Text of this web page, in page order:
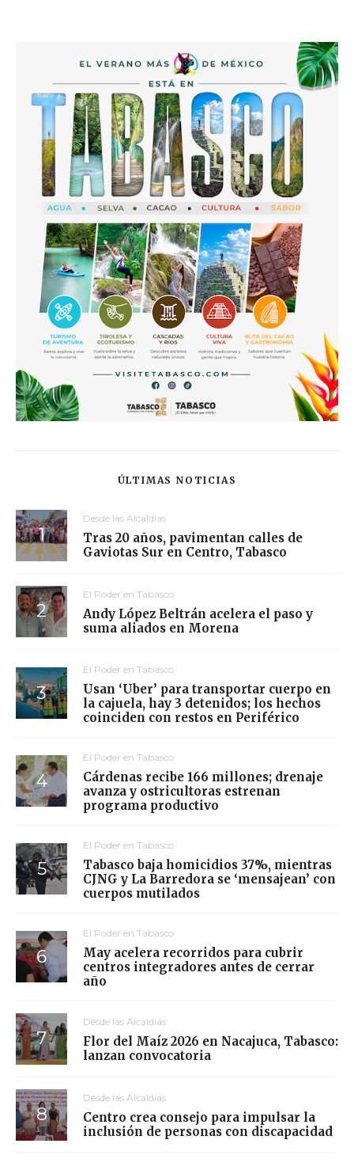
ÚLTIMAS NOTICIAS
Desde las Alcaldías
Tras 20 años, pavimentan calles de
Gaviotas Sur en Centro, Tabasco
El Poder en Tabasco
Andy López Beltrán acelera el paso y
suma aliados en Morena
El Poder en Tabasco
Usan ‘Uber’ para transportar cuerpo en
la cajuela, hay 3 detenidos; los hechos
coinciden con restos en Periférico
El Poder en Tabasco
Cárdenas recibe 166 millones; drenaje
avanza y ostricultoras estrenan
programa productivo
El Poder en Tabasco
Tabasco baja homicidios 37%, mientras
CJNG y La Barredora se ‘mensajean’ con
cuerpos mutilados
El Poder en Tabasco
May acelera recorridos para cubrir
centros integradores antes de cerrar
año
Desde las Alcaldías
Flor del Maíz 2026 en Nacajuca, Tabasco:
lanzan convocatoria
Desde las Alcaldías
Centro crea consejo para impulsar la
inclusión de personas con discapacidad